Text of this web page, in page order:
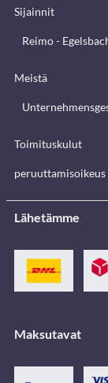
Sijainnit
Reimo -
Meistä
Toimituskulut
peruuttamisoikeus
Lähetämme
Maksutavat